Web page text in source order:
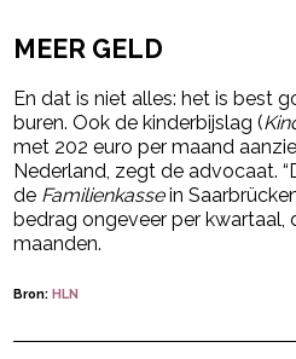
MEER GELD
En dat is niet alles: het is best
buren. Ook de kinderbijslag (
met 202 euro per maand
Nederland, zegt de advocaat.
de Familienkassein
bedrag ongeveer per kwartaal,
maanden.
Bron: HLN
Post Views: 243